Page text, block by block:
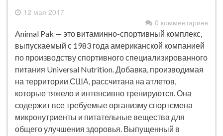
12 мая 2017
0 комментариев
Animal Pak — это витаминно-спортивный комплекс,
выпускаемый с 1983 года американской компанией
по производству спортивного специализированного
питания Universal Nutrition. Добавка, производимая
на территории США, рассчитана на атлетов,
которые тяжело и интенсивно тренируются. Она
содержит все требуемые организму спортсмена
микронутриенты и питательные вещества для
общего улучшения здоровья. Выпущенный в